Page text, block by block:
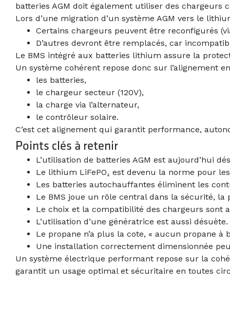
batteries AGM doit également utiliser des chargeurs
Lors d’une migration d’un système AGM vers le
Certains chargeurs peuvent être reconfigurés
D’autres devront être remplacés, car
Le BMS intégré aux batteries lithium assure la
Un système cohérent repose donc sur l’alignement
les batteries,
le chargeur secteur (120V),
la charge via l’alternateur,
le contrôleur solaire.
C’est cet alignement qui garantit performance,
Points clés à retenir
L’utilisation de batteries AGM est aujourd’hui
Le lithium LiFePO₄ est devenu la norme pour
Les batteries autochauffantes éliminent les
Le BMS joue un rôle central dans la sécurité,
Le choix et la compatibilité des chargeurs sont
L’utilisation d’une génératrice est aussi désuète.
Le propane n’a plus la cote, « aucun propane à
Une installation correctement dimensionnée
Un système électrique performant repose sur la
garantit un usage optimal et sécuritaire en toutes